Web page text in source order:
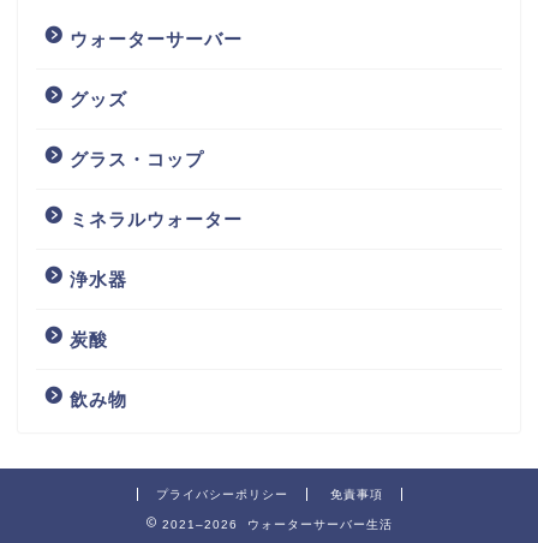
ウォーターサーバー
グッズ
グラス・コップ
ミネラルウォーター
浄水器
炭酸
飲み物
プライバシーポリシー 免責事項
2021–2026 ウォーターサーバー生活